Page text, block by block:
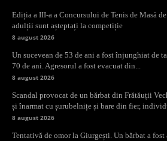
Ediția a III-a a Concursului de Tenis de Masă
adulții sunt așteptați la competiție
8 august 2026
Un sucevean de 53 de ani a fost înjunghiat de
70 de ani. Agresorul a fost evacuat din...
8 august 2026
Scandal provocat de un bărbat din Frătăuții
și înarmat cu șurubelnițe și bare din fier,
8 august 2026
Tentativă de omor la Giurgești. Un bărbat a